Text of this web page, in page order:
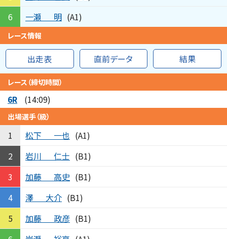
6
一瀬 明 (A1)
レース情報
出走表 直前データ 結果
レース（締切時間）
6R (14:09)
出場選手（級）
1 松下 一也 (A1)
2
岩川 仁士 (B1)
3
加藤 高史 (B1)
4
澤 大介 (B1)
5
加藤 政彦 (B1)